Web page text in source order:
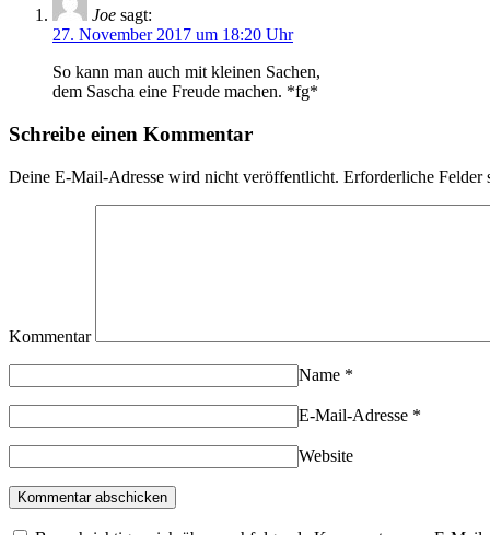
Joe sagt:
27. November 2017 um 18:20 Uhr
So kann man auch mit kleinen Sachen,
dem Sascha eine Freude machen. *fg*
Schreibe einen Kommentar
Deine E-Mail-Adresse wird nicht veröffentlicht. Erforderliche Felder
Kommentar
Name *
E-Mail-Adresse *
Website